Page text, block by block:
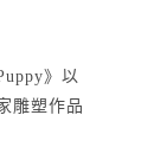
》以
雕塑作品